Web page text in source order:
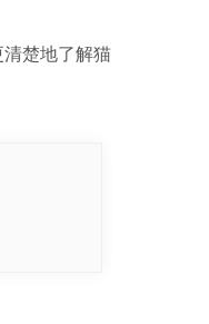
楚地了解猫